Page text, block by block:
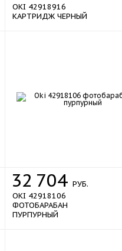
OKI 42918916
КАРТРИДЖ ЧЕРНЫЙ
32 704 РУБ.
OKI 42918106
ФОТОБАРАБАН
ПУРПУРНЫЙ